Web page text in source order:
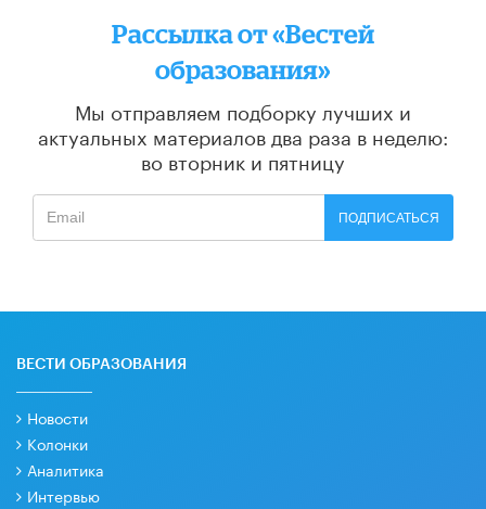
Рассылка от «Вестей
образования»
Мы отправляем подборку лучших и
актуальных материалов два раза в неделю:
во вторник и пятницу
ПОДПИСАТЬСЯ
ВЕСТИ ОБРАЗОВАНИЯ
Новости
Колонки
Аналитика
Интервью